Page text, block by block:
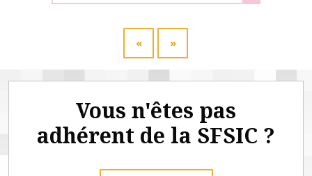
« »
Vous n'êtes pas
adhérent de la SFSIC ?